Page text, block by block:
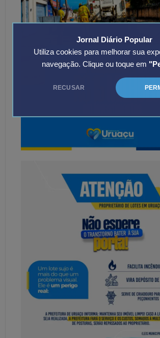
Jornal Diário Popular
Utiliza cookies para melhorar sua
navegação. Clique ou toque em
RECUSAR